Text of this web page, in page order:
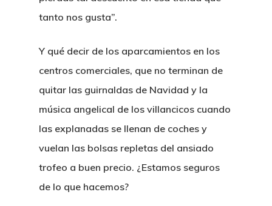
tanto nos gusta”.
Y qué decir de los aparcamientos en los
centros comerciales, que no terminan de
quitar las guirnaldas de Navidad y la
música angelical de los villancicos cuando
las explanadas se llenan de coches y
vuelan las bolsas repletas del ansiado
trofeo a buen precio. ¿Estamos seguros
de lo que hacemos?